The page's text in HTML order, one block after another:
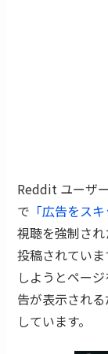
Reddit ユーザ
で 「広告をス
視聴を強制さ
投稿されてい
しようとペー
告が表示され
しています。